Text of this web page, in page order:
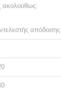
ακολούθως:
απόδοσης